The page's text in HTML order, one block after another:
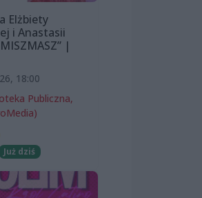
Elżbiety
i Anastasii
|
18:00
Publiczna,
Już dziś